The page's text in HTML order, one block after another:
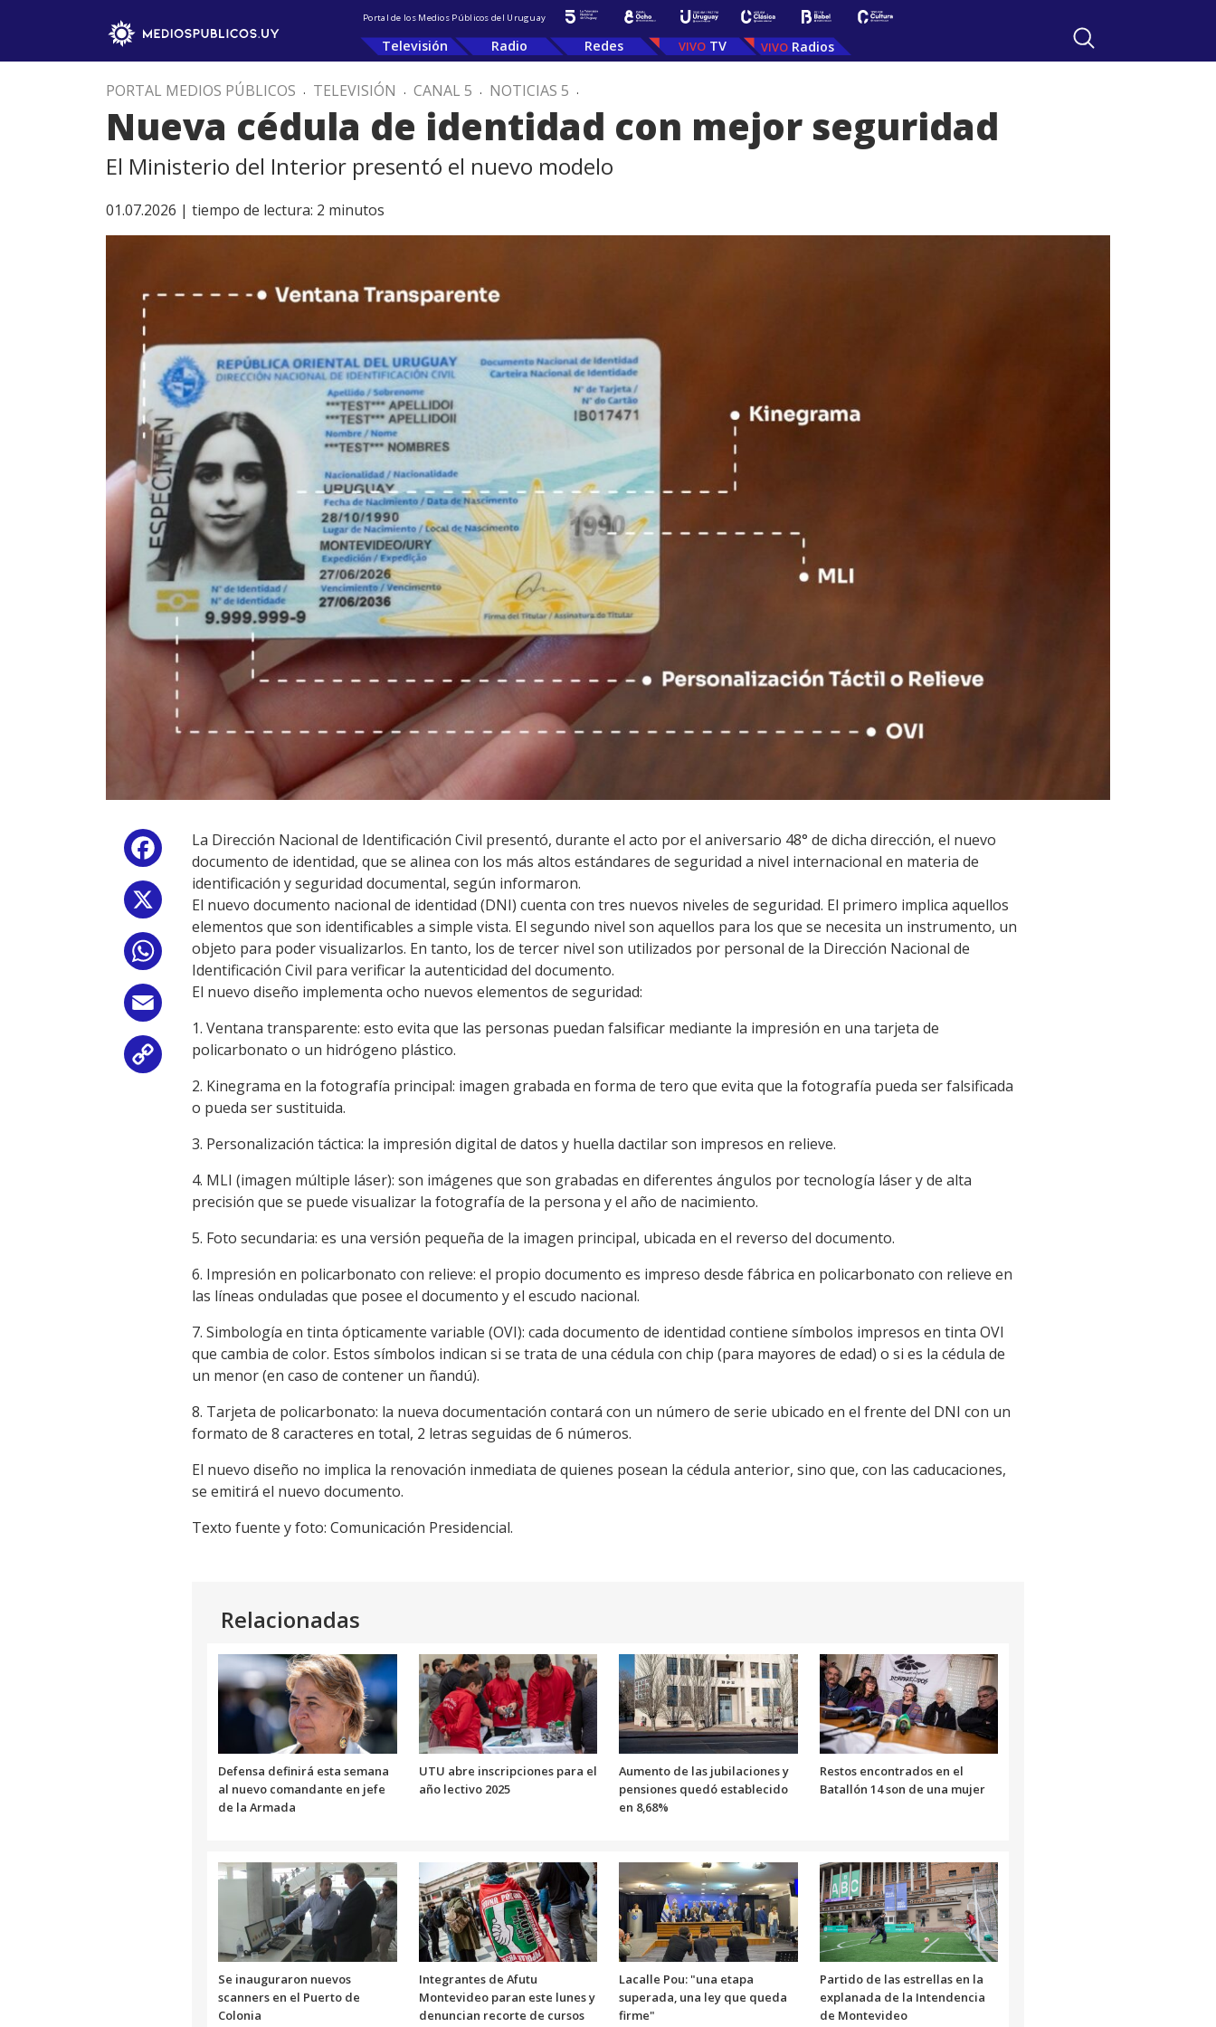
Portal de los Medios Públicos del Uruguay
Televisión Radio Redes TV Radios
PORTAL MEDIOS PÚBLICOS . TELEVISIÓN . CANAL 5 . NOTICIAS 5 .
Nueva cédula de identidad con mejor seguridad
El Ministerio del Interior presentó el nuevo modelo
01.07.2026 | tiempo de lectura: 2 minutos
Facebook
WhatsApp
Copy
Link
La Dirección Nacional de Identificación Civil presentó, durante el acto por el aniversario 48° de dicha dirección, el nuevo
documento de identidad, que se alinea con los más altos estándares de seguridad a nivel internacional en materia de
identificación y seguridad documental, según informaron.
El nuevo documento nacional de identidad (DNI) cuenta con tres nuevos niveles de seguridad. El primero implica aquellos
elementos que son identificables a simple vista. El segundo nivel son aquellos para los que se necesita un instrumento, un
objeto para poder visualizarlos. En tanto, los de tercer nivel son utilizados por personal de la Dirección Nacional de
Identificación Civil para verificar la autenticidad del documento.
El nuevo diseño implementa ocho nuevos elementos de seguridad:
1. Ventana transparente: esto evita que las personas puedan falsificar mediante la impresión en una tarjeta de
policarbonato o un hidrógeno plástico.
2. Kinegrama en la fotografía principal: imagen grabada en forma de tero que evita que la fotografía pueda ser falsificada
o pueda ser sustituida.
3. Personalización táctica: la impresión digital de datos y huella dactilar son impresos en relieve.
4. MLI (imagen múltiple láser): son imágenes que son grabadas en diferentes ángulos por tecnología láser y de alta
precisión que se puede visualizar la fotografía de la persona y el año de nacimiento.
5. Foto secundaria: es una versión pequeña de la imagen principal, ubicada en el reverso del documento.
6. Impresión en policarbonato con relieve: el propio documento es impreso desde fábrica en policarbonato con relieve en
las líneas onduladas que posee el documento y el escudo nacional.
7. Simbología en tinta ópticamente variable (OVI): cada documento de identidad contiene símbolos impresos en tinta OVI
que cambia de color. Estos símbolos indican si se trata de una cédula con chip (para mayores de edad) o si es la cédula de
un menor (en caso de contener un ñandú).
8. Tarjeta de policarbonato: la nueva documentación contará con un número de serie ubicado en el frente del DNI con un
formato de 8 caracteres en total, 2 letras seguidas de 6 números.
El nuevo diseño no implica la renovación inmediata de quienes posean la cédula anterior, sino que, con las caducaciones,
se emitirá el nuevo documento.
Texto fuente y foto: Comunicación Presidencial.
Relacionadas
Defensa definirá esta semana
al nuevo comandante en jefe
de la Armada
UTU abre inscripciones para el
año lectivo 2025
Aumento de las jubilaciones y
pensiones quedó establecido
en 8,68%
Restos encontrados en el
Batallón 14 son de una mujer
Se inauguraron nuevos
scanners en el Puerto de
Colonia
Integrantes de Afutu
Montevideo paran este lunes y
denuncian recorte de cursos
Lacalle Pou: "una etapa
superada, una ley que queda
firme"
Partido de las estrellas en la
explanada de la Intendencia
de Montevideo